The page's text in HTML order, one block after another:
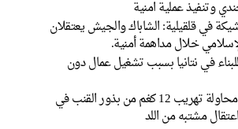
وتنفيذ عملية امنية
في قلقيلية: الشاباك والجيش يعتقلان
خلال مداهمة أمنية.
في نتانيا بسبب تشغيل عمال دون
الشرطة تحبط محاولة تهريب 12 كغم من بذور القنب في
مشتبه من اللد